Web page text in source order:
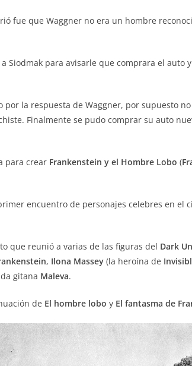
fue que Waggner no era un hombre
Siodmak para avisarle que comprara el auto
por la respuesta de Waggner, por supuesto
Finalmente se pudo comprar su auto
para crear Frankenstein y el Hombre Lobo (
encuentro de personajes celebres en el
que reunió a varias de las figuras del Dark
, Ilona Massey (la heroína de
gitana Maleva.
de El hombre lobo y El fantasma de